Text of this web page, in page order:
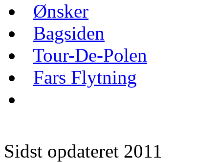
Ønsker
Bagsiden
Tour-De-Polen
Fars Flytning
Sidst opdateret 2011